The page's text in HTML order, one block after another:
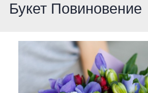
Букет Повиновение